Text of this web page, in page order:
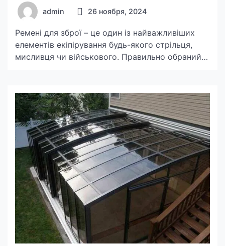
admin 26 ноября, 2024
Ремені для зброї – це один із найважливіших
елементів екіпірування будь-якого стрільця,
мисливця чи військового. Правильно обраний
застосуванню. У цій статті ми розглянемо
ключові критерії, на які слід звертати увагу,
вибираючи ремені для зброї, щоб він повністю
відповідав вашим потребам і гарантував […]